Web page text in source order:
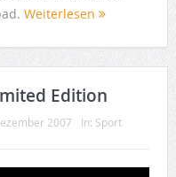
Weiterlesen
Edition
2007 In: Sport